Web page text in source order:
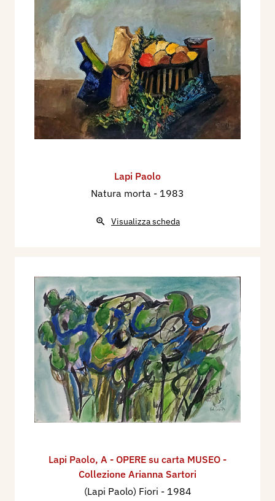
Lapi Paolo
Natura morta - 1983
Visualizza scheda
Lapi Paolo, A - OPERE su carta MUSEO -
Collezione Arianna Sartori
(Lapi Paolo) Fiori - 1984